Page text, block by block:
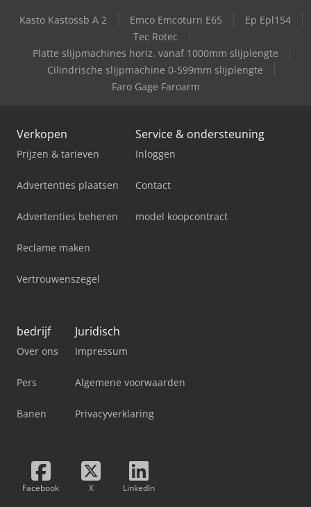
Kasto Kastossb A 2 Emco Emcoturn E65
Ep Epl154
Tec Rotec
Platte slijpmachines horiz. vanaf 1000mm slijplengte
Cilindrische slijpmachine 0-599mm slijplengte
Faro Gage Faroarm
Verkopen
Prijzen & tarieven
Advertenties plaatsen
Advertenties beheren
Reclame maken
Vertrouwenszegel
Service & ondersteuning
Inloggen
Contact
model koopcontract
bedrijf
Over ons
Pers
Banen
Juridisch
Impressum
Algemene voorwaarden
Privacyverklaring
Facebook X LinkedIn